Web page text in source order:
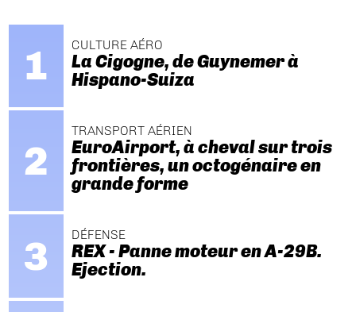
CULTURE AÉRO
La Cigogne, de Guynemer à
Hispano-Suiza
TRANSPORT AÉRIEN
EuroAirport, à cheval sur trois
frontières, un octogénaire en
grande forme
DÉFENSE
REX - Panne moteur en A-29B.
Ejection.